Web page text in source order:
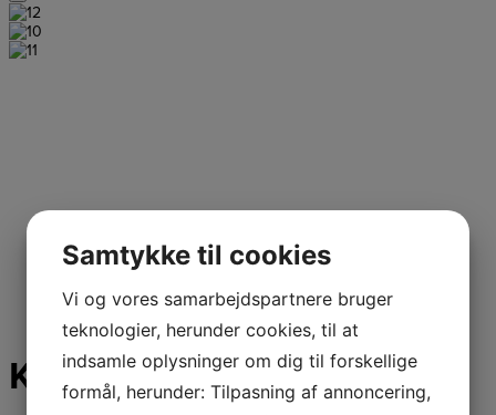
KONTAKT OS
Samtykke til cookies
Vi og vores samarbejdspartnere bruger
teknologier, herunder cookies, til at
indsamle oplysninger om dig til forskellige
formål, herunder: Tilpasning af annoncering,